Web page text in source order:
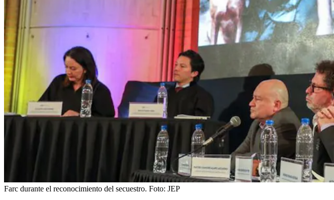
Farc durante el reconocimiento del secuestro. Foto: JEP